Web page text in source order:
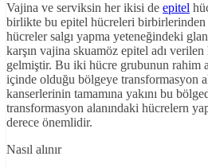
Vajina ve serviksin her ikisi de epitel
birlikte bu epitel hücreleri birbirlerinden
hücreler salgı yapma yeteneğindeki
karşın vajina skuamöz epitel adı
gelmiştir. Bu iki hücre grubunun rahim
içinde olduğu bölgeye transformasyon
kanserlerinin tamamına yakını bu
transformasyon alanındaki hücrelern
derece önemlidir.
Nasıl alınır